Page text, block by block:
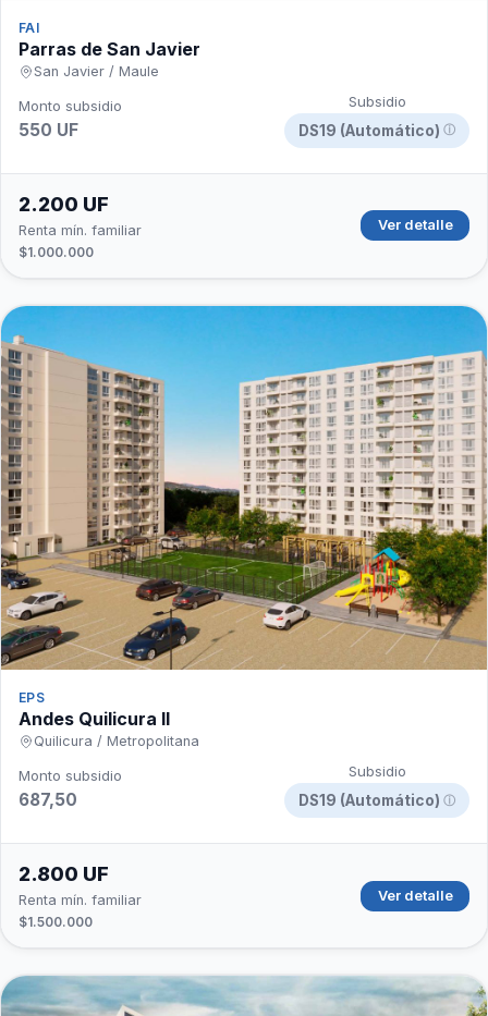
FAI
Parras de San Javier
San Javier / Maule
Monto subsidio
550 UF
Subsidio
DS19 (Automático) ⓘ
2.200 UF
Renta mín. familiar
$1.000.000
Ver detalle
EPS
Andes Quilicura II
Quilicura / Metropolitana
Monto subsidio
687,50
Subsidio
DS19 (Automático) ⓘ
2.800 UF
Renta mín. familiar
$1.500.000
Ver detalle